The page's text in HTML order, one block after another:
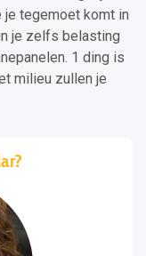
tegemoet komt in
je zelfs belasting
1 ding is
milieu zullen je